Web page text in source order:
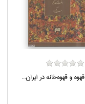
قهوه و قهوه‌خانه در ايران...